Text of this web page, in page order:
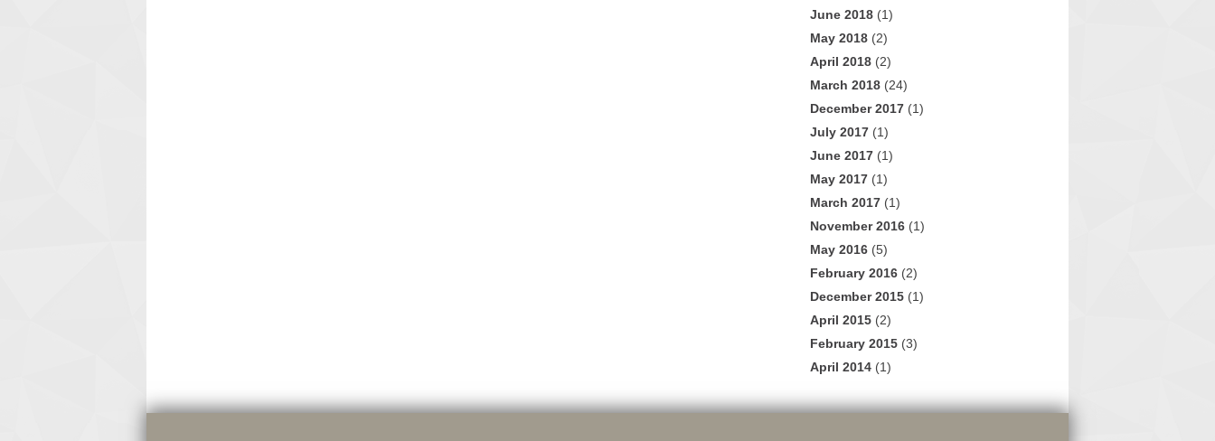
June 2018 (1)
May 2018 (2)
April 2018 (2)
March 2018 (24)
December 2017 (1)
July 2017 (1)
June 2017 (1)
May 2017 (1)
March 2017 (1)
November 2016 (1)
May 2016 (5)
February 2016 (2)
December 2015 (1)
April 2015 (2)
February 2015 (3)
April 2014 (1)